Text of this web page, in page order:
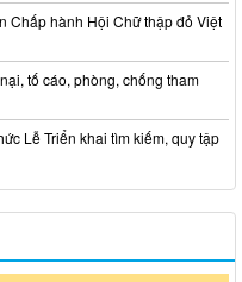
Chấp hành Hội Chữ thập đỏ Việt
tố cáo, phòng, chống tham
Lễ Triển khai tìm kiếm, quy tập